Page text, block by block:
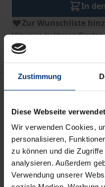
Zustimmung
Diese Webseite
Wir verwenden Cookies,
personalisieren,
zu können und die
analysieren. Außerdem
Verwendung unserer
In
Zur Wunschliste
Hinweise zu Versandkosten
In Zeiten
technologischer
Unternehmen vor der
Transformation
vor dem Hintergrund